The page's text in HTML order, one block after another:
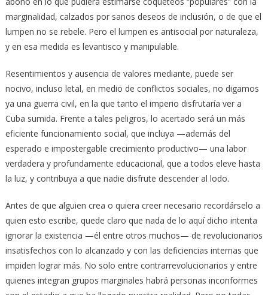
marginalidad, calzados por sanos deseos de inclusión, o de que el
lumpen no se rebele. Pero el lumpen es antisocial por naturaleza,
y en esa medida es levantisco y manipulable.
Resentimientos y ausencia de valores mediante, puede ser
nocivo, incluso letal, en medio de conflictos sociales, no digamos
ya una guerra civil, en la que tanto el imperio disfrutaría ver a
Cuba sumida. Frente a tales peligros, lo acertado será un más
eficiente funcionamiento social, que incluya —además del
esperado e impostergable crecimiento productivo— una labor
verdadera y profundamente educacional, que a todos eleve hasta
la luz, y contribuya a que nadie disfrute descender al lodo.
Antes de que alguien crea o quiera creer necesario recordárselo a
quien esto escribe, quede claro que nada de lo aquí dicho intenta
ignorar la existencia —él entre otros muchos— de revolucionarios
insatisfechos con lo alcanzado y con las deficiencias internas que
impiden lograr más. No solo entre contrarrevolucionarios y entre
quienes integran grupos marginales habrá personas inconformes